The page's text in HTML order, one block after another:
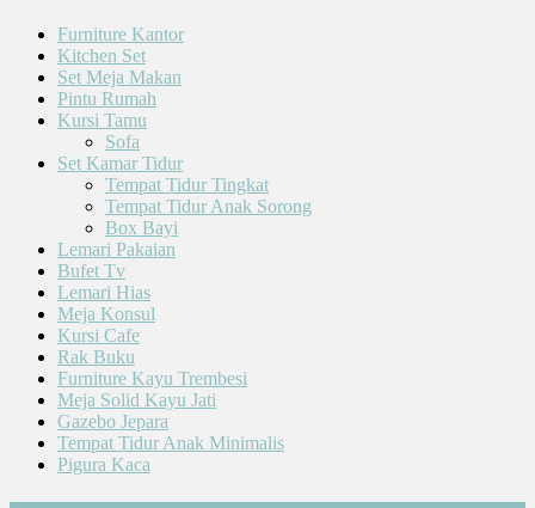
Furniture Kantor
Kitchen Set
Set Meja Makan
Pintu Rumah
Kursi Tamu
Sofa
Set Kamar Tidur
Tempat Tidur Tingkat
Tempat Tidur Anak Sorong
Box Bayi
Lemari Pakaian
Bufet Tv
Lemari Hias
Meja Konsul
Kursi Cafe
Rak Buku
Furniture Kayu Trembesi
Meja Solid Kayu Jati
Gazebo Jepara
Tempat Tidur Anak Minimalis
Pigura Kaca